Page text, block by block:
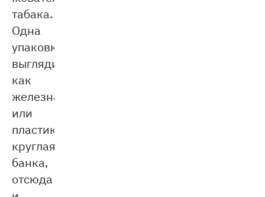
табака.
Одна
упаковка
выглядит
как
железная
или
пластиковая
круглая
банка,
отсюда